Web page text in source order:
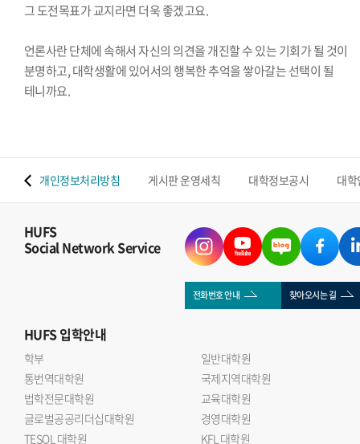
그 도전목표가 교지라면 더욱 좋겠고요.
언론사란 단체에 속해서 자신의 의견을 개진할 수 있는 기회가 될 것이
분명하고, 대학생활에 있어서의 행복한 추억을 쌓아갈는 선택이 될
테니까요.
개인정보처리방침 게시판 운영세칙 대학정보공시 대
HUFS
Social Network Service
전화번호 안내 찾아오시는 길
HUFS입학안내
학부
일반대학원
통번역대학원
국제지역대학원
법학전문대학원
교육대학원
글로벌공공리더십대학원
경영대학원
TESOL 대학원
KFL 대학원